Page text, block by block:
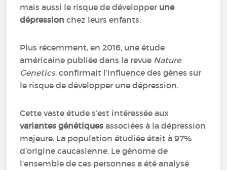
mais aussi le risque de développer une
dépression chez leurs enfants.
Plus récemment, en 2016, une étude
américaine publiée dans la revue Nature
Genetics, confirmait l’influence des gènes sur
le risque de développer une dépression.
Cette vaste étude s’est intéressée aux
variantes génétiques associées à la dépression
majeure. La population étudiée était à 97%
d’origine caucasienne. Le génome de
l’ensemble de ces personnes a été analysé